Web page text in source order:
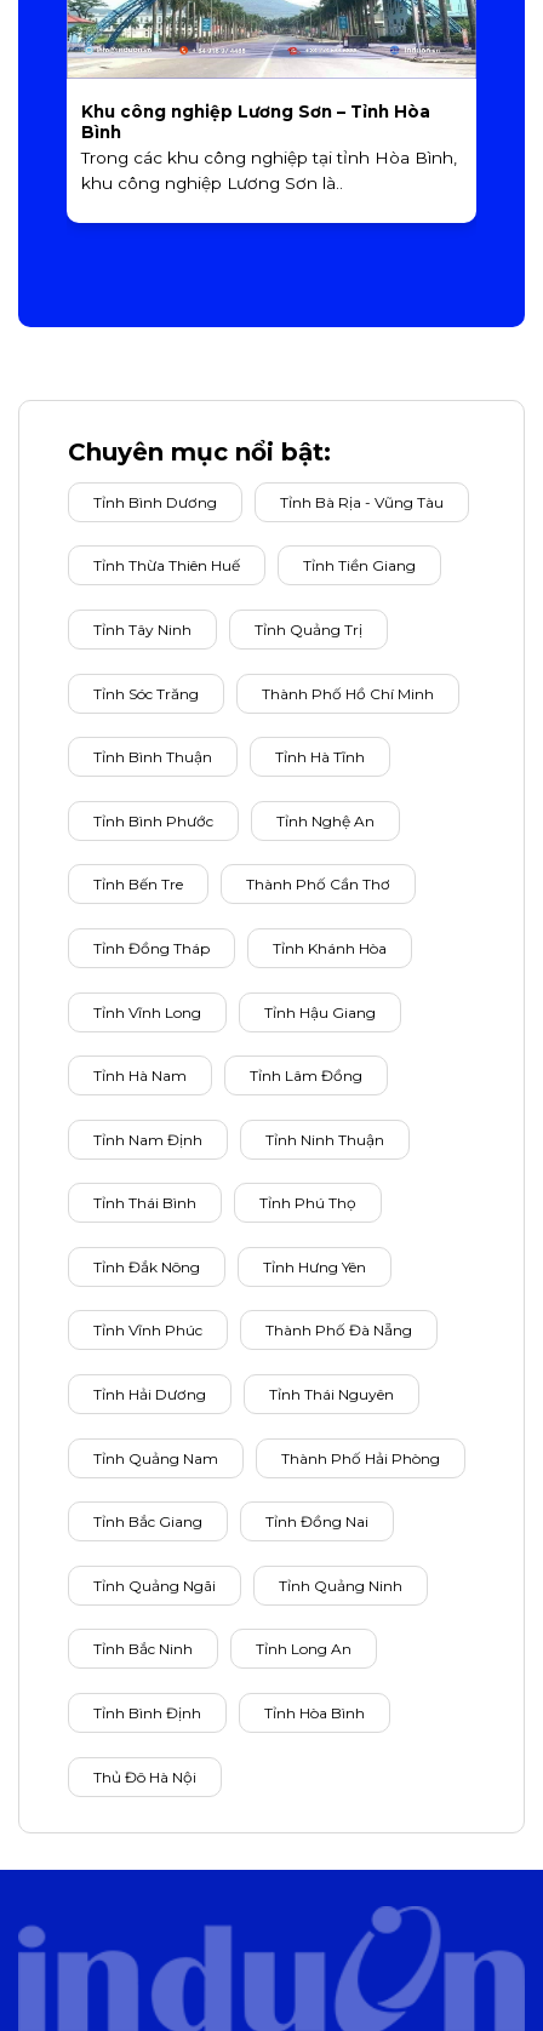
Khu công nghiệp Lương Sơn – Tỉnh Hòa
Bình
Trong các khu công nghiệp tại tỉnh Hòa Bình,
khu công nghiệp Lương Sơn là..
Chuyên mục nổi bật:
Tỉnh Bình Dương Tỉnh Bà Rịa - Vũng Tàu
Tỉnh Thừa Thiên Huế Tỉnh Tiền Giang
Tỉnh Tây Ninh Tỉnh Quảng Trị
Tỉnh Sóc Trăng Thành Phố Hồ Chí Minh
Tỉnh Bình Thuận Tỉnh Hà Tĩnh
Tỉnh Bình Phước Tỉnh Nghệ An
Tỉnh Bến Tre Thành Phố Cần Thơ
Tỉnh Đồng Tháp Tỉnh Khánh Hòa
Tỉnh Vĩnh Long Tỉnh Hậu Giang
Tỉnh Hà Nam Tỉnh Lâm Đồng
Tỉnh Nam Định Tỉnh Ninh Thuận
Tỉnh Thái Bình Tỉnh Phú Thọ
Tỉnh Đắk Nông Tỉnh Hưng Yên
Tỉnh Vĩnh Phúc Thành Phố Đà Nẵng
Tỉnh Hải Dương Tỉnh Thái Nguyên
Tỉnh Quảng Nam Thành Phố Hải Phòng
Tỉnh Bắc Giang Tỉnh Đồng Nai
Tỉnh Quảng Ngãi Tỉnh Quảng Ninh
Tỉnh Bắc Ninh Tỉnh Long An
Tỉnh Bình Định Tỉnh Hòa Bình
Thủ Đô Hà Nội